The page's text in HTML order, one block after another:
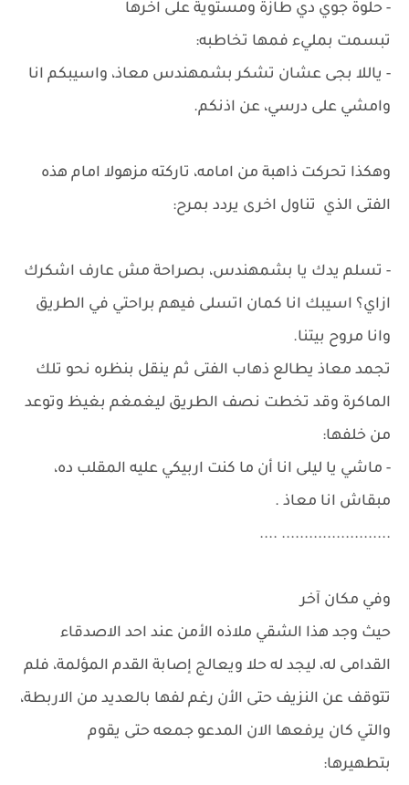
- حلوة جوي دي طازة ومستوية على اخرها
تبسمت بمليء فمها تخاطبه:
- ياللا بجى عشان تشكر بشمهندس معاذ، واسيبكم انا
وامشي على درسي، عن اذنكم.
وهكذا تحركت ذاهبة من امامه، تاركته مزهولا امام هذه
الفتى الذي تناول اخرى يردد بمرح:
- تسلم يدك يا بشمهندس، بصراحة مش عارف اشكرك
ازاي؟ اسيبك انا كمان اتسلى فيهم براحتي في الطريق
وانا مروح بيتنا.
تجمد معاذ يطالع ذهاب الفتى ثم ينقل بنظره نحو تلك
الماكرة وقد تخطت نصف الطريق ليغمغم بغيظ وتوعد
من خلفها:
- ماشي يا ليلى انا أن ما كنت اربيكي عليه المقلب ده،
مبقاش انا معاذ .
........................ ....
وفي مكان آخر
حيث وجد هذا الشقي ملاذه الأمن عند احد الاصدقاء
القدامى له، ليجد له حلا ويعالج إصابة القدم المؤلمة، فلم
تتوقف عن النزيف حتى الأن رغم لفها بالعديد من الاربطة،
والتي كان يرفعها الان المدعو جمعه حتى يقوم
بتطهيرها: